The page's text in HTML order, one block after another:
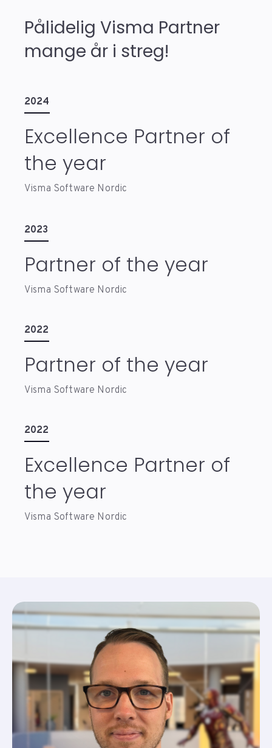
Pålidelig Visma Partner
mange år i streg!
2024
Excellence Partner of
the year
Visma Software Nordic
2023
Partner of the year
Visma Software Nordic
2022
Partner of the year
Visma Software Nordic
2022
Excellence Partner of
the year
Visma Software Nordic